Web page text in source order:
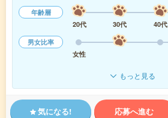
年齢層
20代
30代 40代
男女比率
女性
もっと見る
気になる! 応募へ進む